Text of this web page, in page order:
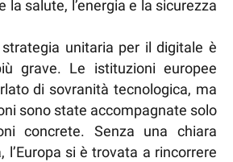
la salute, l’energia e la sicurezza
strategia unitaria per il digitale è
grave. Le istituzioni europee
di sovranità tecnologica, ma
sono state accompagnate solo
concrete. Senza una chiara
l’Europa si è trovata a rincorrere